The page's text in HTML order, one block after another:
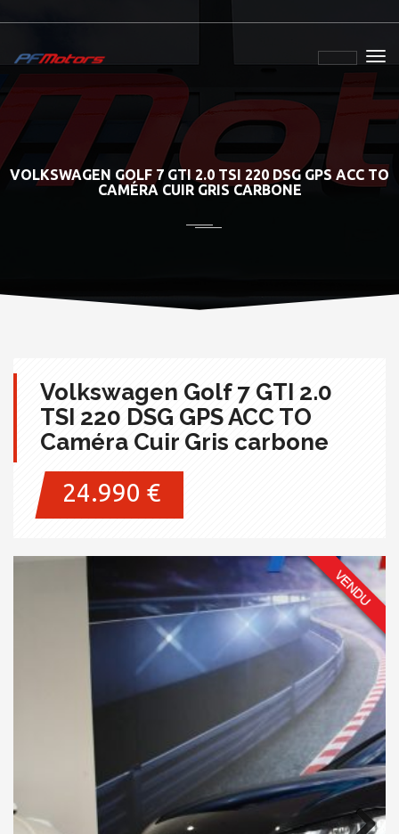
VOLKSWAGEN GOLF 7 GTI 2.0 TSI 220 DSG GPS ACC TO
CAMÉRA CUIR GRIS CARBONE
Volkswagen Golf 7 GTI 2.0
TSI 220 DSG GPS ACC TO
Caméra Cuir Gris carbone
24.990 €